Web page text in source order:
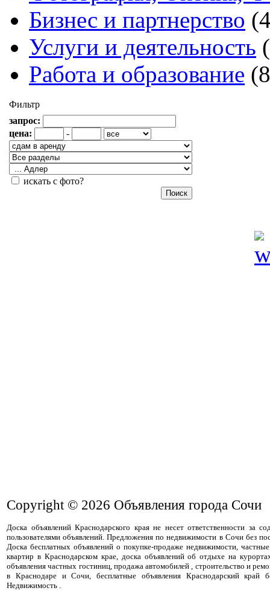
Бизнес и партнерство
Услуги и деятельность
Работа и образование
Фильтр
запрос:
цена:
-
искать с фото?
Copyright © 2026 Объявления города Сочи
Доска объявлений Краснодарского края не несет ответственности за
пользователями объявлений. Предложения по недвижимости в Сочи без
Доска бесплатных объявлений о покупке-продаже недвижимости,
квартир в Краснодарском крае, доска объявлений об отдыхе на
объявления частных гостиниц, продажа автомобилей , строительство и
в Краснодаре и Сочи, бесплатные объявления Краснодарский край
Недвижимость .